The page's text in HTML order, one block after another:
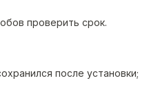
проверить срок.
после установки;